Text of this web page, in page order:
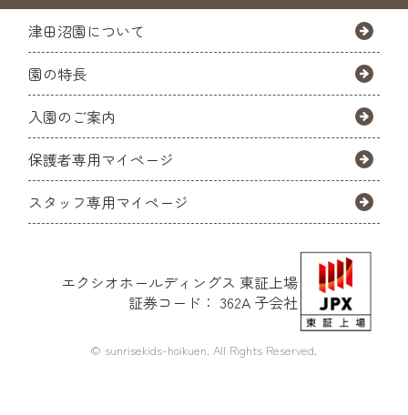
津田沼園について
園の特長
入園のご案内
保護者専用マイページ
スタッフ専用マイページ
エクシオホールディングス 東証上場
証券コード： 362A 子会社
© sunrisekids-hoikuen. All Rights Reserved.